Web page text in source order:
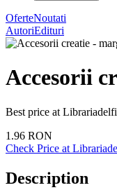
OferteNoutati
AutoriEdituri
Accesorii
Best price at
1.96 RON
Check Price at
Description